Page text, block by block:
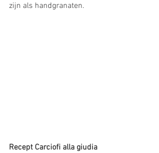
zijn als handgranaten.
Recept Carciofi alla giudia